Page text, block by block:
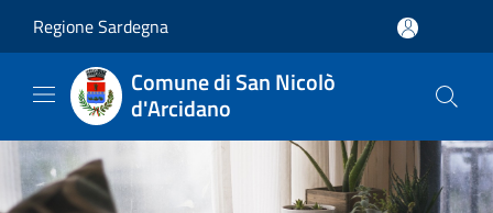
Regione Sardegna
Comune di San Nicolò
d'Arcidano